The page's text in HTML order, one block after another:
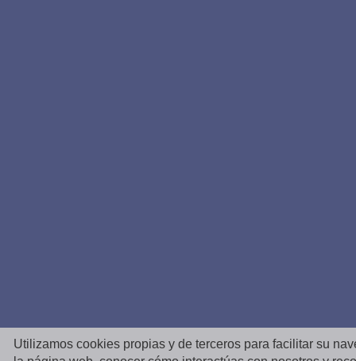
Utilizamos cookies propias y de terceros para facilitar su